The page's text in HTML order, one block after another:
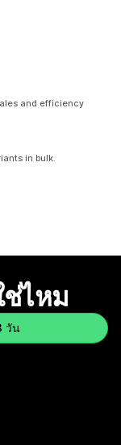
and efficiency
in bulk.
ช่ไหม
วัน